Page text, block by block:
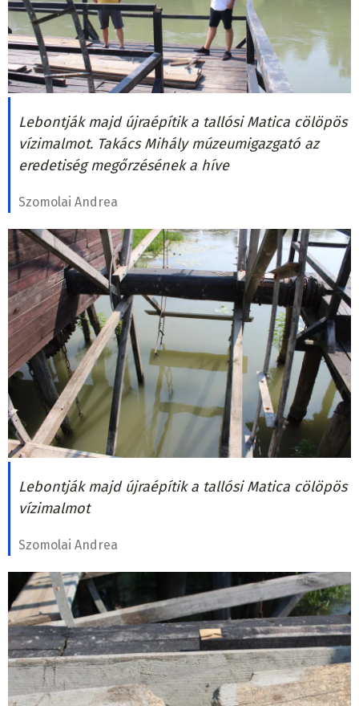
Lebontják majd újraépítik a tallósi Matica cölöpös
vízimalmot. Takács Mihály múzeumigazgató az
eredetiség megőrzésének a híve
Szomolai Andrea
Lebontják majd újraépítik a tallósi Matica cölöpös
vízimalmot
Szomolai Andrea